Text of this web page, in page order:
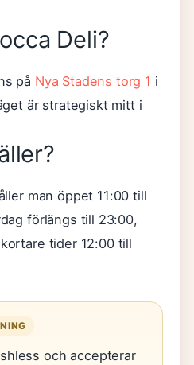
Deli?
på Nya Stadens torg 1 i
är strategiskt mitt i
man öppet 11:00 till
förlängs till 23:00,
tider 12:00 till
och accepterar